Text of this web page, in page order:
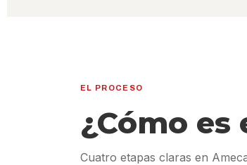
EL PROCESO
¿Cómo
Cuatro etapas claras en